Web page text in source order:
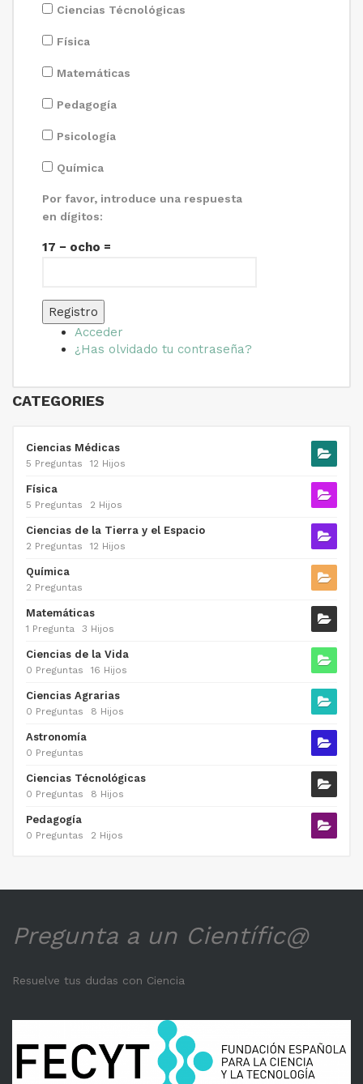
Ciencias Técnológicas
Física
Matemáticas
Pedagogía
Psicología
Química
Por favor, introduce una respuesta
en dígitos:
17 − ocho =
Registro
Acceder
¿Has olvidado tu contraseña?
CATEGORIES
Ciencias Médicas
5 Preguntas 12 Hijos
Física
5 Preguntas 2 Hijos
Ciencias de la Tierra y el Espacio
2 Preguntas 12 Hijos
Química
2 Preguntas
Matemáticas
1 Pregunta 3 Hijos
Ciencias de la Vida
0 Preguntas 16 Hijos
Ciencias Agrarias
0 Preguntas 8 Hijos
Astronomía
0 Preguntas
Ciencias Técnológicas
0 Preguntas 8 Hijos
Pedagogía
0 Preguntas 2 Hijos
Pregunta a un Científic@
Resuelve tus dudas con Ciencia